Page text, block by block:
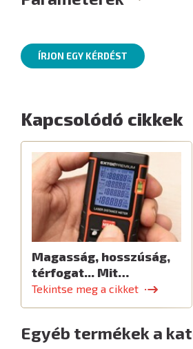
ÍRJON EGY KÉRDÉST
Kapcsolódó cikkek
Magasság, hosszúság,
térfogat... Mit…
Tekintse meg a cikket
Egyéb termékek a